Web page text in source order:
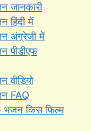
जानकारी
हिंदी में
अंग्रेजी में
पीडीएफ
वीडियो
FAQ
भजन किस फिल्म